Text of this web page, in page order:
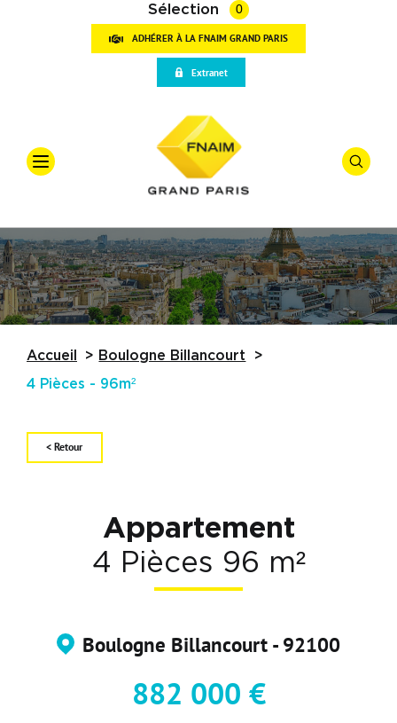
Qui sommes-nous
Partenaires
Actualités
Sélection 0
ADHÉRER À LA FNAIM GRAND PARIS
Extranet
Accueil
Boulogne Billancourt
4 Pièces - 96m²
< Retour
Appartement
4 Pièces 96 m²
Boulogne Billancourt - 92100
882 000 €
Offre
Vente
Types